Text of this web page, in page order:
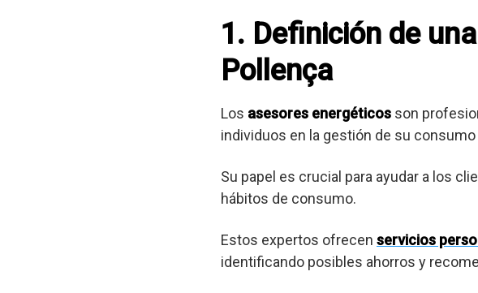
1. Definición de
Pollença
Los asesores energéticos son
individuos en la gestión de su
Su papel es crucial para ayudar a los
hábitos de consumo.
Estos expertos ofrecen servicios
identificando posibles ahorros y